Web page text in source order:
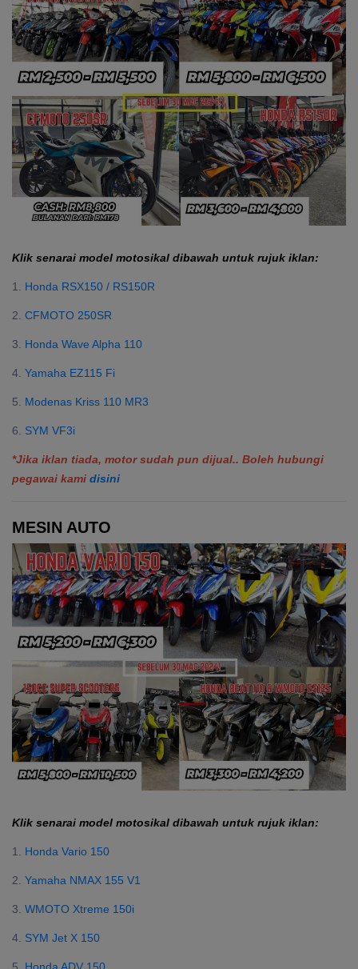
Klik senarai model motosikal dibawah untuk rujuk iklan:
1. Honda RSX150 / RS150R
2. CFMOTO 250SR
3. Honda Wave Alpha 110
4. Yamaha EZ115 Fi
5. Modenas Kriss 110 MR3
6. SYM VF3i
*Jika iklan tiada, motor sudah pun dijual.. Boleh hubungi
pegawai kami disini
MESIN AUTO
Klik senarai model motosikal dibawah untuk rujuk iklan:
1. Honda Vario 150
2. Yamaha NMAX 155 V1
3. WMOTO Xtreme 150i
4. SYM Jet X 150